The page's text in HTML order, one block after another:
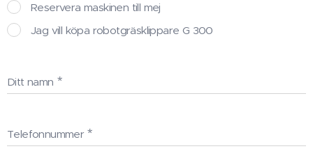
Reservera maskinen till mej
Jag vill köpa robotgräsklippare G 300
Ditt namn
Telefonnummer